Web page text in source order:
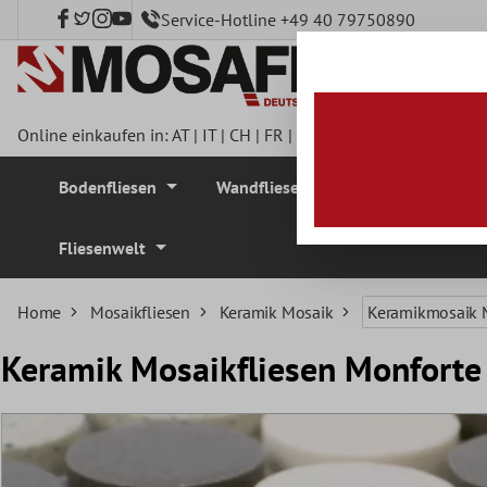
springen Service-Hotline +49 40 79750890
Online einkaufen in:AT| IT| CH | FR |
Bodenfliesen Wandfliesen
Fliesenwelt
Home Mosaikfliesen Keramik Mosaik Keramikmosaik
Keramik Mosaikfliesen